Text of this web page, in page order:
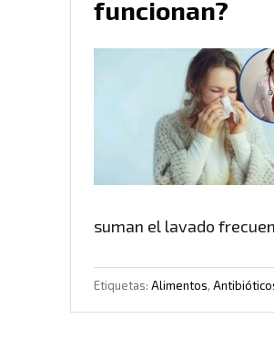
funcionan?
suman el lavado
Etiquetas: Alimentos,